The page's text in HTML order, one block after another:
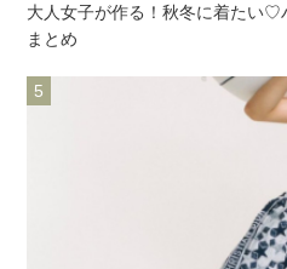
大人女子が作る！秋冬に着たい♡
まとめ